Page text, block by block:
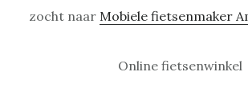
zocht naar Mobiele fietsenmaker
Online fietsenwinkel